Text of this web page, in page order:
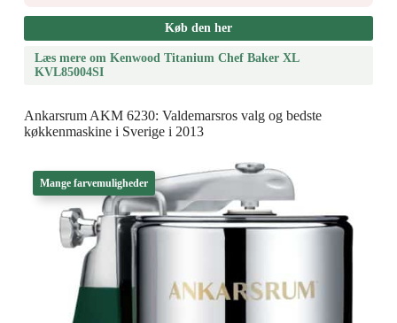
Køb den her
Læs mere om Kenwood Titanium Chef Baker XL
KVL85004SI
Ankarsrum AKM 6230: Valdemarsros valg og bedste
køkkenmaskine i Sverige i 2013
Mange farvemuligheder